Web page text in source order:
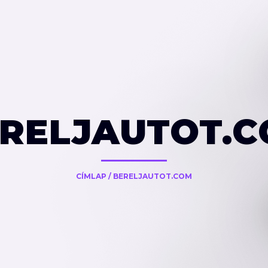
CÍMLAP / BERELJAUTOT.COM